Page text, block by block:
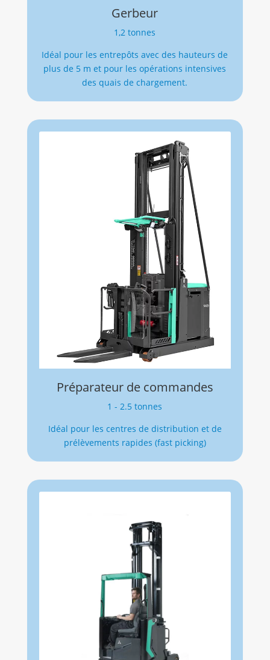
Gerbeur
1,2 tonnes
Idéal pour les entrepôts avec des hauteurs de
plus de 5 m et pour les opérations intensives
des quais de chargement.
Préparateur de commandes
1 - 2.5 tonnes
Idéal pour les centres de distribution et de
prélèvements rapides (fast picking)